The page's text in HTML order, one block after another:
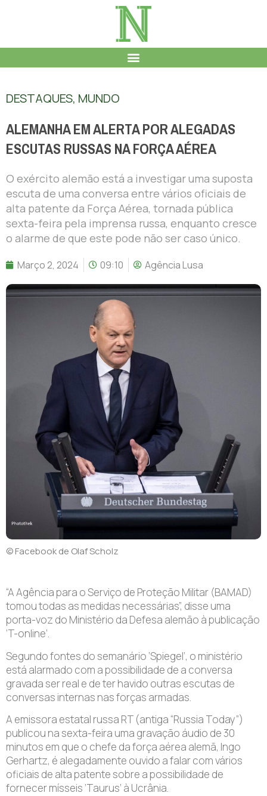
DESTAQUES, MUNDO
ALEMANHA EM ALERTA POR ALEGADAS
ESCUTAS RUSSAS NA FORÇA AÉREA
O exército alemão está a investigar uma suposta
escuta de uma conversa entre vários oficiais de
alta patente da Força Aérea, tornada pública
sexta-feira pela imprensa russa, enquanto cresce
o alarme de que este pode não ser caso único.
Março 2, 2024 09:10 Agência Lusa
© Facebook de Olaf Scholz
“A Agência para o Serviço de Proteção Militar (BAMAD)
tomou todas as medidas necessárias”, disse uma
porta-voz do Ministério da Defesa alemão à publicação
‘T-online’.
Segundo fontes do semanário ‘Spiegel’, o ministério
está alarmado com a possibilidade de a conversa
gravada ser real e de ter havido outras escutas de
conversas internas nas forças armadas.
A emissora estatal russa RT (antiga “Russia Today”)
publicou na sexta-feira uma gravação áudio de 30
minutos em que o chefe da força aérea alemã, Ingo
Gerhartz, é alegadamente ouvido a falar com vários
oficiais de alta patente sobre a possibilidade de
fornecer mísseis ‘Taurus’ à Ucrânia.